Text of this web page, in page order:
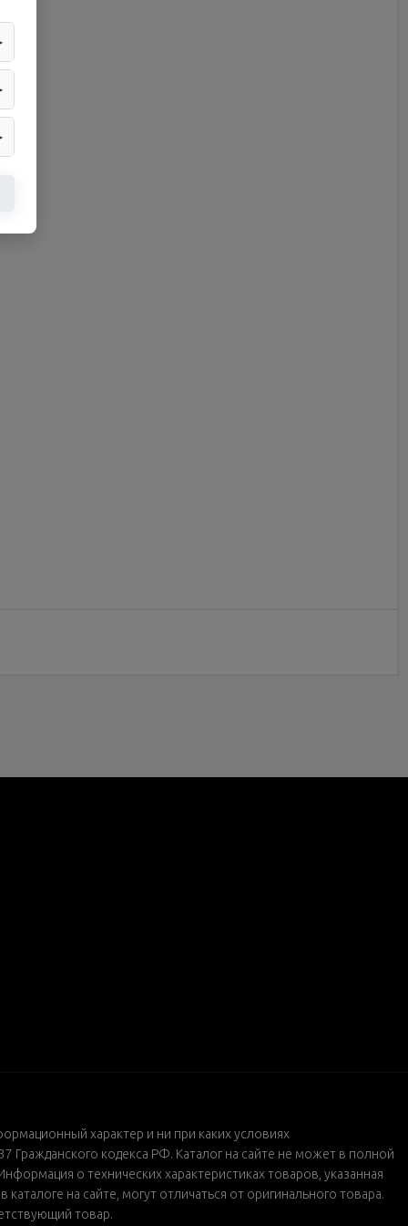
характер и ни при каких условиях
кодекса РФ. Каталог на сайте не может в полной
о технических характеристиках товаров, указанная
на сайте, могут отличаться от оригинального товара.
товар.